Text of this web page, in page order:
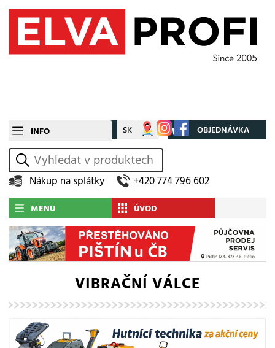
INFO CZ SK Můj účet OBJEDNÁVKA
vyhledat
Nákup na splátky +420 774 796 602
MENU ÚVOD
VIBRAČNÍ VÁLCE